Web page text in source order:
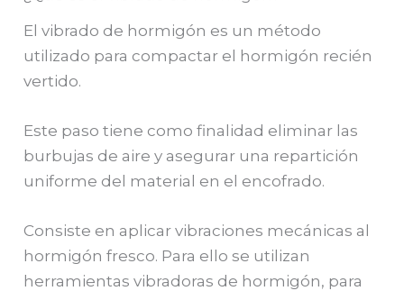
El vibrado de hormigón es un método
utilizado para compactar el hormigón recién
vertido.
Este paso tiene como finalidad eliminar las
burbujas de aire y asegurar una repartición
uniforme del material en el encofrado.
Consiste en aplicar vibraciones mecánicas al
hormigón fresco. Para ello se utilizan
herramientas vibradoras de hormigón, para